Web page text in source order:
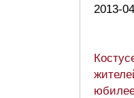
2013-